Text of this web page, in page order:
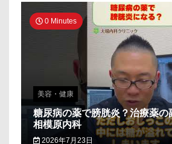
0 Minutes
美容・健康
糖尿病の薬で膀胱炎？治療薬の
相模原内科
2026年7月23日